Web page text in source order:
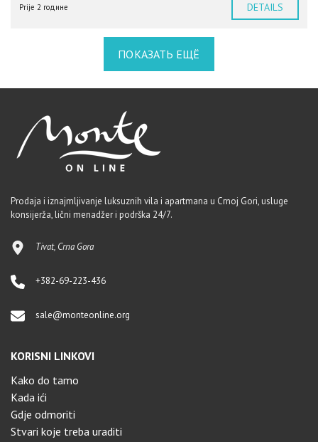
Prije 2 године DETAILS
ПОКАЗАТЬ ЕЩЁ
Prodaja i iznajmljivanje luksuznih vila i apartmana u Crnoj Gori, usluge
konsijerža, lični menadžer i podrška 24/7.
Tivat, Crna Gora
+382-69-223-436
sale@monteonline.org
KORISNI LINKOVI
Kako do tamo
Kada ići
Gdje odmoriti
Stvari koje treba uraditi